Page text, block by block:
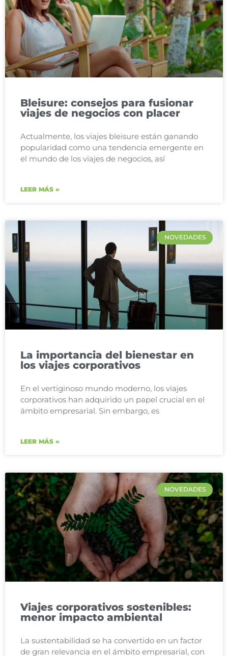
Bleisure: consejos para fusionar
viajes de negocios con placer
Actualmente, los viajes bleisure están ganando
popularidad como una tendencia emergente en
el mundo de los viajes de negocios, así
LEER MÁS »
NOVEDADES
La importancia del bienestar en
los viajes corporativos
En el vertiginoso mundo moderno, los viajes
corporativos han adquirido un papel crucial en el
ámbito empresarial. Sin embargo, es
LEER MÁS »
NOVEDADES
Viajes corporativos sostenibles:
menor impacto ambiental
La sustentabilidad se ha convertido en un factor
de gran relevancia en el ámbito empresarial, con